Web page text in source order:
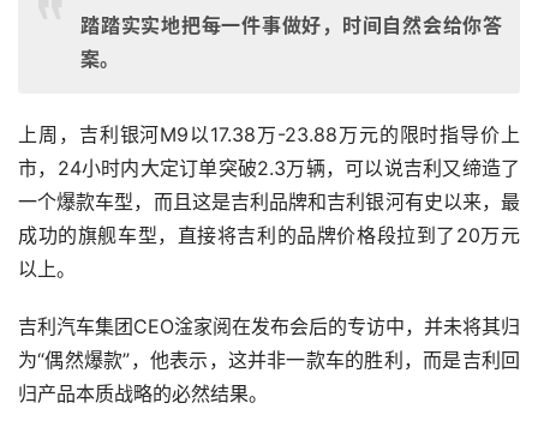
踏踏实实地把每一件事做好，时间自然会给你答
案。
上周，吉利银河M9以17.38万-23.88万元的限时指导价上
市，24小时内大定订单突破2.3万辆，可以说吉利又缔造了
一个爆款车型，而且这是吉利品牌和吉利银河有史以来，最
成功的旗舰车型，直接将吉利的品牌价格段拉到了20万元
以上。
吉利汽车集团CEO淦家阅在发布会后的专访中，并未将其归
为“偶然爆款”，他表示，这并非一款车的胜利，而是吉利回
归产品本质战略的必然结果。